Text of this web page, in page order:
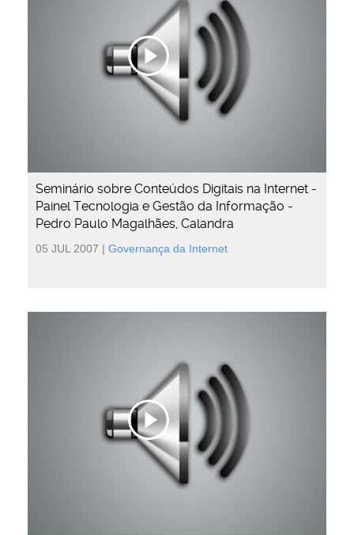
Seminário sobre Conteúdos Digitais na Internet -
Painel Tecnologia e Gestão da Informação -
Pedro Paulo Magalhães, Calandra
05 JUL 2007 | Governança da Internet